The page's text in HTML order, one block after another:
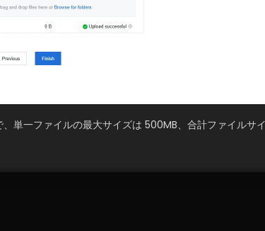
単一ファイルの最大サイズは 500MB、合計ファイルサ